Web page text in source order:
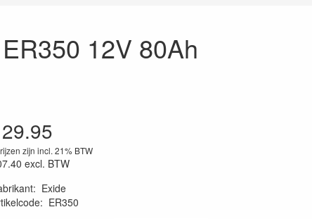
12V 80Ah
zijn incl. 21% BTW
excl. BTW
: Exide
: ER350